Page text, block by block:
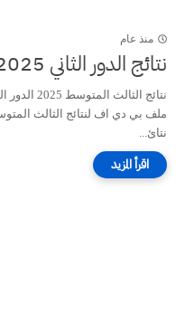
منذ عام
نتائج الدور الثاني 2025 ثالث متوسط الكرخ الثالثة
نتائ...